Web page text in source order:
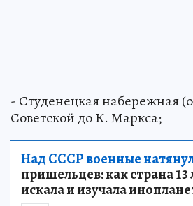
- Студенецкая набережная
Советской до К. Маркса;
Над СССР военные
пришельцев: как страна 13
искала и изучала